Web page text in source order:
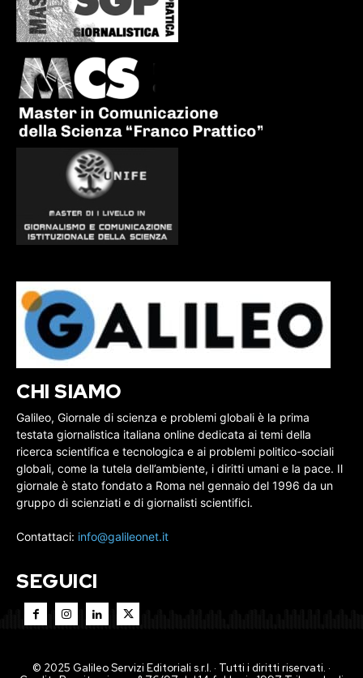
CHI SIAMO
Galileo, Giornale di scienza e problemi globali è la prima
testata giornalistica italiana online dedicata ai temi della
ricerca scientifica e tecnologica e ai problemi politico-sociali
globali, come la tutela dell’ambiente, i diritti umani e la pace. Il
giornale è stato fondato a Roma nel gennaio del 1996 da un
gruppo di scienziati e di giornalisti scientifici.
Contattaci: info@galileonet.it
SEGUICI
© 2025 Galileo Servizi Editoriali s.r.l. · Tutti i diritti riservati. ·